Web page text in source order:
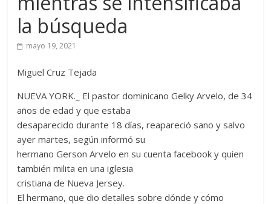
la búsqueda
mayo 19, 2021
Miguel Cruz Tejada
NUEVA YORK._ El pastor dominicano Gelky Arvelo, de 34
años de edad y que estaba
desaparecido durante 18 días, reapareció sano y salvo
ayer martes, según informó su
hermano Gerson Arvelo en su cuenta facebook y quien
también milita en una iglesia
cristiana de Nueva Jersey.
El hermano, que dio detalles sobre dónde y cómo